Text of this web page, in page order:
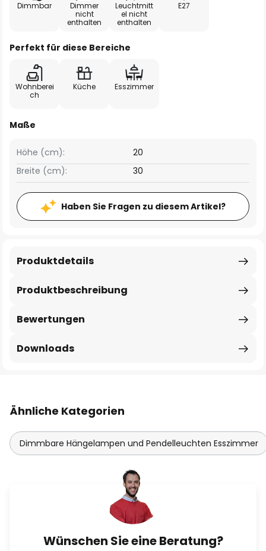
Dimmbar
Dimmer
nicht
enthalten
Leuchtmitt
el nicht
enthalten
E27
Perfekt für diese Bereiche
Wohnberei
ch
Küche Esszimmer
Maße
Breite (cm): 30
Höhe (cm): 20
Haben Sie Fragen zu diesem Artikel?
Produktbeschreibung
Produktdetails
Bewertungen
Downloads
Ähnliche Kategorien
Dimmbare Hängelampen und Pendelleuchten Esszimmer
Wünschen Sie eine Beratung?